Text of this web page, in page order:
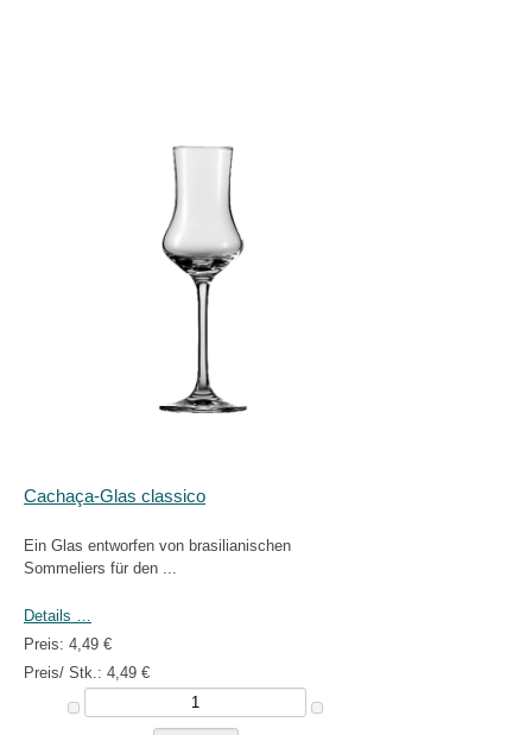
Cachaça-Glas classico
Ein Glas entworfen von brasilianischen
Sommeliers für den ...
Details …
Preis: 4,49 €
Preis/ Stk.: 4,49 €